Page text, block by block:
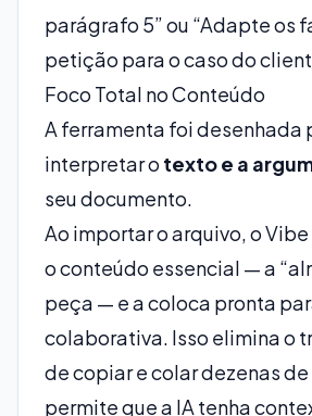
parágrafo 5”ou “Adapte os
petição para o caso do
Foco Total no Conteúdo
A ferramenta foi desenhada
interpretar o texto e a
seu documento.
Ao importar o arquivo, o
o conteúdo essencial — a
peça — e a coloca pronta
colaborativa. Isso elimina o
de copiar e colar dezenas
permite que a IA tenha